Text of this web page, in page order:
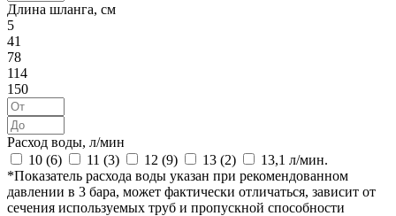
Длина шланга, см
5
41
78
114
150
Расход воды, л/мин
10 (6) 11 (3) 12 (9) 13 (2)
13,1 л/мин.
*Показатель расхода воды указан при рекомендованном
давлении в 3 бара, может фактически отличаться, зависит от
сечения используемых труб и пропускной способности